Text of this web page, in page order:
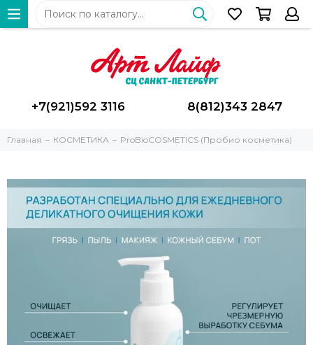
+7(921)592 3116 8(812)343 2847
Главная КОСМЕТИКА ProBioCOSMETICS (Пробио косметика)